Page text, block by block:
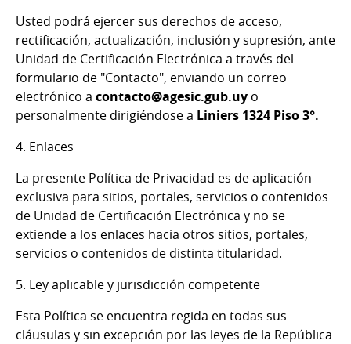
Usted podrá ejercer sus derechos de acceso,
rectificación, actualización, inclusión y supresión, ante
Unidad de Certificación Electrónica a través del
formulario de "Contacto", enviando un correo
electrónico a contacto@agesic.gub.uy o
personalmente dirigiéndose a Liniers 1324 Piso 3°.
4. Enlaces
La presente Política de Privacidad es de aplicación
exclusiva para sitios, portales, servicios o contenidos
de Unidad de Certificación Electrónica y no se
extiende a los enlaces hacia otros sitios, portales,
servicios o contenidos de distinta titularidad.
5. Ley aplicable y jurisdicción competente
Esta Política se encuentra regida en todas sus
cláusulas y sin excepción por las leyes de la República